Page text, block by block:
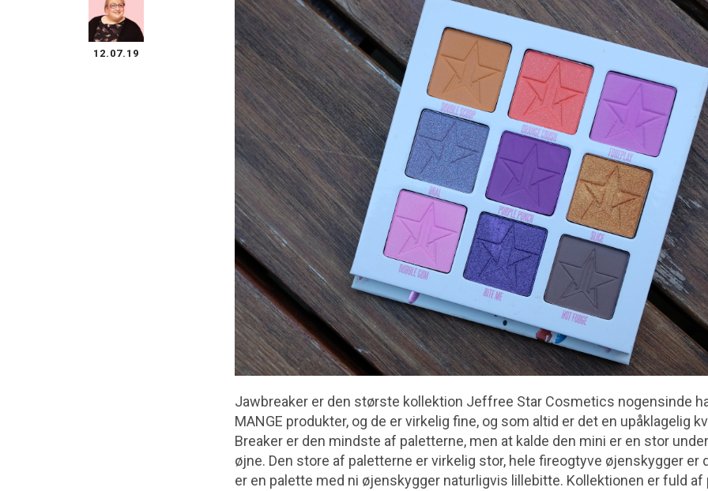
12.07.19
Jawbreaker er den største kollektion Jeffree Star Cosmetics nogensinde
MANGE produkter, og de er virkelig fine, og som altid er det en upåklagelig
Breaker er den mindste af paletterne, men at kalde den mini er en stor
øjne. Den store af paletterne er virkelig stor, hele fireogtyve øjenskygger er
er en palette med ni øjenskygger naturligvis lillebitte. Kollektionen er fuld af